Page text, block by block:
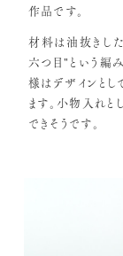
作品です。
材料は油抜きし
六つ目"という編
様はデザインと
ます。小物入れと
できそうです。